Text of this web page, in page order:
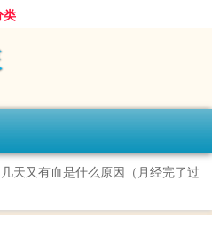
类
天又有血是什么原因（月经完了过